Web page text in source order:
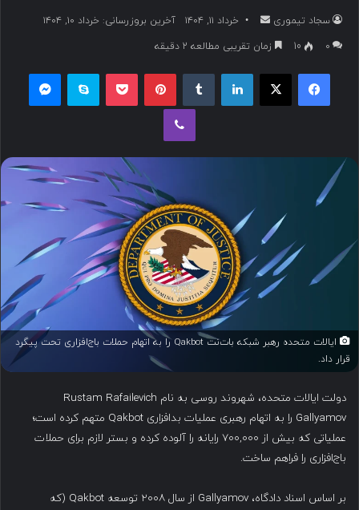
سجاد تیموری
ا
ا
خرداد ۱۱, ۱۴۰۴
آخرین بروزرسانی: خرداد ۱۰, ۱۴۰۴
۰
10 زمان تقریبی مطالعه 2 دقیقه
فیسبوک ایکس لینکداین پینتریست پاکت اسکایپ
وایبر
ایالات متحده رهبر شبکه بات‌نت Qakbot را به اتهام حملات باج‌افزاری تحت پیگرد
قرار داد.
دولت ایالات متحده، شهروند روسی به نام Rustam Rafailevich
Gallyamov را به اتهام رهبری عملیات بدافزاری Qakbot متهم کرده است؛
عملیاتی که بیش از ۷۰۰,۰۰۰ رایانه را آلوده کرده و بستر لازم برای حملات
باج‌افزاری را فراهم ساخت.
بر اساس اسناد دادگاه، Gallyamov از سال ۲۰۰۸ توسعه Qakbot (که